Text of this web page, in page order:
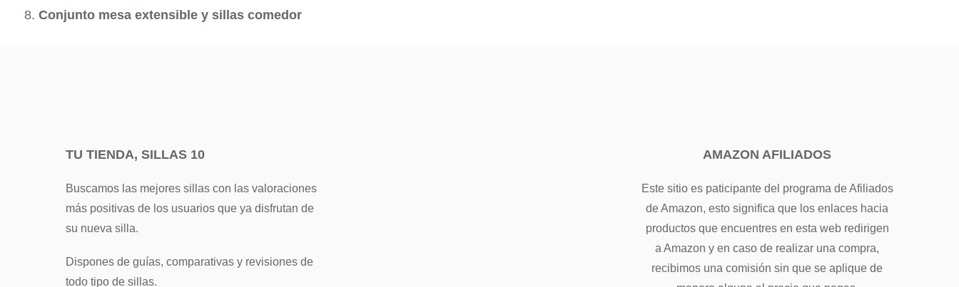
Conjunto mesa extensible y sillas comedor
TU TIENDA, SILLAS 10
Buscamos las mejores sillas con las valoraciones
más positivas de los usuarios que ya disfrutan de
su nueva silla.
Dispones de guías, comparativas y revisiones de
todo tipo de sillas.
AMAZON AFILIADOS
Este sitio es paticipante del programa de Afiliados
de Amazon, esto significa que los enlaces hacia
productos que encuentres en esta web redirigen
a Amazon y en caso de realizar una compra,
recibimos una comisión sin que se aplique de